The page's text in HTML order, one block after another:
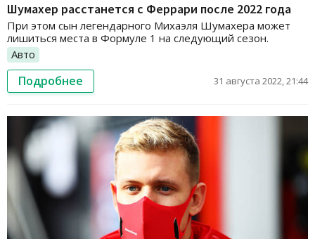
Шумахер расстанется с Феррари после 2022 года
При этом сын легендарного Михаэля Шумахера может
лишиться места в Формуле 1 на следующий сезон.
Авто
Подробнее 31 августа 2022, 21:44